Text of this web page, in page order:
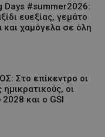
Days #summer2026:
ευεξίας, γεμάτο
και χαμόγελα σε όλη
Στο επίκεντρο οι
ημικρατικούς, οι
και ο GSI